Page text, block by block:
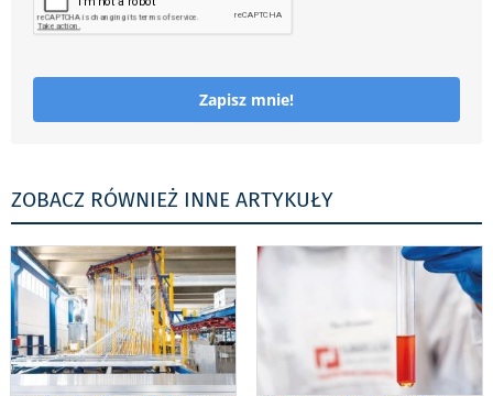
Zapisz mnie!
ZOBACZ RÓWNIEŻ INNE ARTYKUŁY